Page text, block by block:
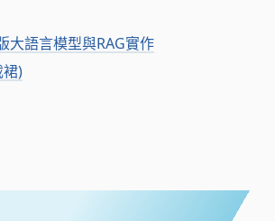
大語言模型與RAG實作
)